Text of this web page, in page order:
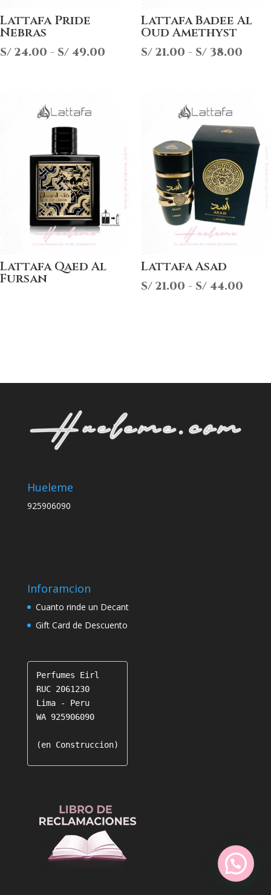
Lattafa Pride
Nebras
S/ 24.00 - S/ 49.00 Rango
S/ 49.00
Lattafa Badee Al
Oud Amethyst
S/21.00 - S/38.00
S/
Lattafa Qaed Al
Fursan
Lattafa Asad
S/21.00 - S/44.00
S/
Hueleme
925906090
Inforamcion
Cuanto rinde un Decant
Gift Card de Descuento
Perfumes Eirl
RUC 2061230
Lima - Peru
WA 925906090
(en Construccion)